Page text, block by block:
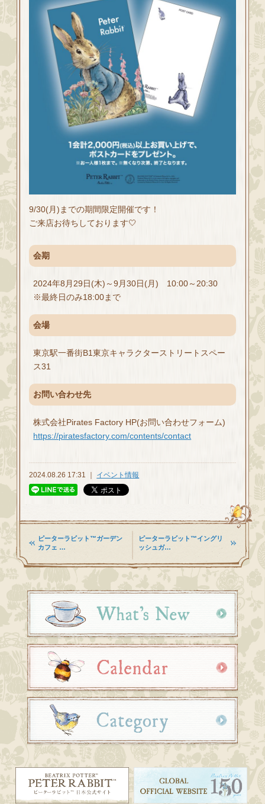
9/30(月)までの期間限定開催です！
ご来店お待ちしております🤍
会期
2024年8月29日(木)～9月30日(月) 10:00～20:30
※最終日のみ18:00まで
会場
東京駅一番街B1東京キャラクターストリートスペー
ス31
お問い合わせ先
株式会社Pirates Factory HP(お問い合わせフォーム)
https://piratesfactory.com/contents/contact
2024.08.26 17:31 ｜ イベント情報
ピーターラビット™ガーデン
カフェ …
ピーターラビット™イングリ
ッシュガ…